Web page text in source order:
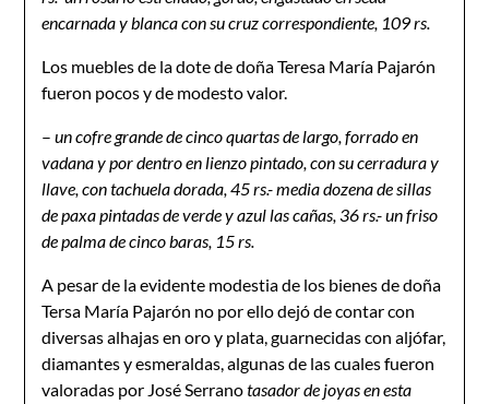
encarnada y blanca con su cruz correspondiente, 109 rs.
Los muebles de la dote de doña Teresa María Pajarón
fueron pocos y de modesto valor.
–un cofre grande de cinco quartas de largo, forrado en
vadana y por dentro en lienzo pintado, con su cerradura y
llave, con tachuela dorada, 45 rs.- media dozena de sillas
de paxa pintadas de verde y azul las cañas, 36 rs.- un friso
de palma de cinco baras, 15 rs.
A pesar de la evidente modestia de los bienes de doña
Tersa María Pajarón no por ello dejó de contar con
diversas alhajas en oro y plata, guarnecidas con aljófar,
diamantes y esmeraldas, algunas de las cuales fueron
valoradas por José Serranotasador de joyas en esta